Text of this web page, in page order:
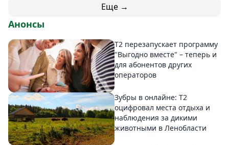
Еще →
Анонсы
Т2 перезапускает программу
"Выгодно вместе" – теперь и
для абонентов других
операторов
Зубры в онлайне: Т2
оцифровал места отдыха и
наблюдения за дикими
животными в Ленобласти